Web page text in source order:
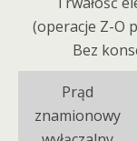
(operacje Z-O
Bez
Prąd
znamionowy